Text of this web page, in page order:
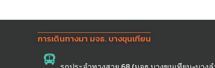
การเดินทางมา มจธ. บางขุนเทียน